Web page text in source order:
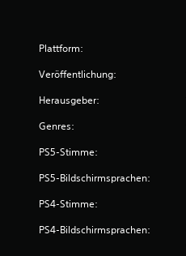
Plattform:
Veröffentlichung:
Herausgeber:
Genres:
PS5-Stimme:
PS5-Bildschirmsprachen:
PS4-Stimme:
PS4-Bildschirmsprachen: